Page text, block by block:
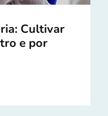
Cultivar
e por